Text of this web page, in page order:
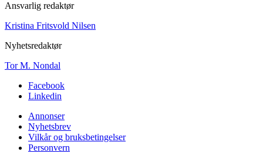
Ansvarlig redaktør
Kristina Fritsvold Nilsen
Nyhetsredaktør
Tor M. Nondal
Facebook
Linkedin
Annonser
Nyhetsbrev
Vilkår og bruksbetingelser
Personvern